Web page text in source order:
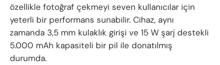
özellikle fotoğraf çekmeyi seven kullanıcılar için
yeterli bir performans sunabilir. Cihaz, aynı
zamanda 3,5 mm kulaklık girişi ve 15 W şarj destekli
5.000 mAh kapasiteli bir pil ile donatılmış
durumda.